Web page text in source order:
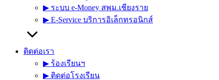
▶︎ ระบบ e-Money สพม.เชียงราย
▶︎ E-Service บริการอิเล็กทรอนิกส์
ติดต่อเรา
▶︎ ร้องเรียนฯ
▶︎ ติดต่อโรงเรียน